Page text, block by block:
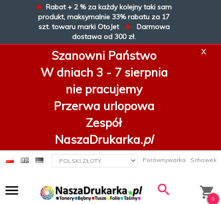
⊕ Rabat + 2 % za każdy kolejny taki sam
produkt, maksymalnie 33% rabatu za 17
szt. towaru marki OtoJet
⊕ Darmowa
dostawa od 300 zł.
Szanowni Państwo
W dniach 3 - 7 sierpnia
nie pracujemy
Przerwa urlopowa
Zespół
NaszaDrukarka.pl
X
currency_h Porównywarka Schowek
0